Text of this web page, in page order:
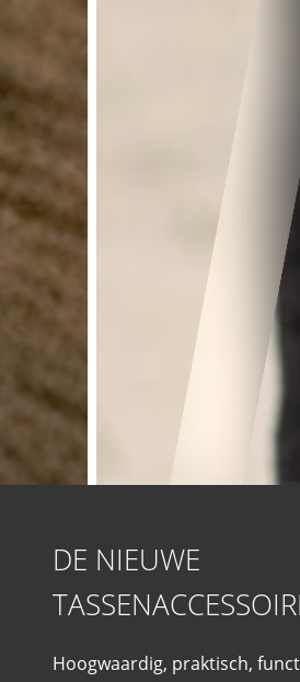
DE NIEUWE
Hoogwaardig, praktisch,